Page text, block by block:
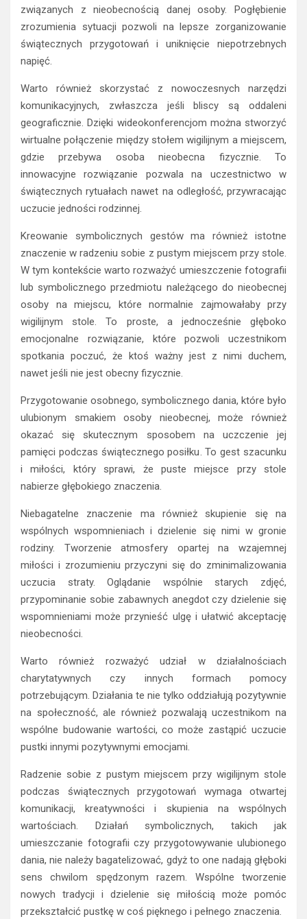
związanych z nieobecnością danej osoby. Pogłębienie
zrozumienia sytuacji pozwoli na lepsze zorganizowanie
świątecznych przygotowań i uniknięcie niepotrzebnych
napięć.
Warto również skorzystać z nowoczesnych narzędzi
komunikacyjnych, zwłaszcza jeśli bliscy są oddaleni
geograficznie. Dzięki wideokonferencjom można stworzyć
wirtualne połączenie między stołem wigilijnym a miejscem,
gdzie przebywa osoba nieobecna fizycznie. To
innowacyjne rozwiązanie pozwala na uczestnictwo w
świątecznych rytuałach nawet na odległość, przywracając
uczucie jedności rodzinnej.
Kreowanie symbolicznych gestów ma również istotne
znaczenie w radzeniu sobie z pustym miejscem przy stole.
W tym kontekście warto rozważyć umieszczenie fotografii
lub symbolicznego przedmiotu należącego do nieobecnej
osoby na miejscu, które normalnie zajmowałaby przy
wigilijnym stole. To proste, a jednocześnie głęboko
emocjonalne rozwiązanie, które pozwoli uczestnikom
spotkania poczuć, że ktoś ważny jest z nimi duchem,
nawet jeśli nie jest obecny fizycznie.
Przygotowanie osobnego, symbolicznego dania, które było
ulubionym smakiem osoby nieobecnej, może również
okazać się skutecznym sposobem na uczczenie jej
pamięci podczas świątecznego posiłku. To gest szacunku
i miłości, który sprawi, że puste miejsce przy stole
nabierze głębokiego znaczenia.
Niebagatelne znaczenie ma również skupienie się na
wspólnych wspomnieniach i dzielenie się nimi w gronie
rodziny. Tworzenie atmosfery opartej na wzajemnej
miłości i zrozumieniu przyczyni się do zminimalizowania
uczucia straty. Oglądanie wspólnie starych zdjęć,
przypominanie sobie zabawnych anegdot czy dzielenie się
wspomnieniami może przynieść ulgę i ułatwić akceptację
nieobecności.
Warto również rozważyć udział w działalnościach
charytatywnych czy innych formach pomocy
potrzebującym. Działania te nie tylko oddziałują pozytywnie
na społeczność, ale również pozwalają uczestnikom na
wspólne budowanie wartości, co może zastąpić uczucie
pustki innymi pozytywnymi emocjami.
Radzenie sobie z pustym miejscem przy wigilijnym stole
podczas świątecznych przygotowań wymaga otwartej
komunikacji, kreatywności i skupienia na wspólnych
wartościach. Działań symbolicznych, takich jak
umieszczanie fotografii czy przygotowywanie ulubionego
dania, nie należy bagatelizować, gdyż to one nadają głęboki
sens chwilom spędzonym razem. Wspólne tworzenie
nowych tradycji i dzielenie się miłością może pomóc
przekształcić pustkę w coś pięknego i pełnego znaczenia.